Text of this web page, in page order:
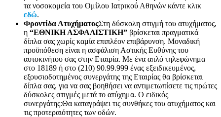
τα νοσοκομεία του Ομίλου Ιατρικού Αθηνών κάντε κλικ
εδώ.
Φροντίδα ΑτυχήματοςΣτη δύσκολη στιγμή του ατυχήματος,
η “ΕΘΝΙΚΗ ΑΣΦΑΛΙΣΤΙΚΗ” βρίσκεται πραγματικά
δίπλα σας χωρίς καμία επιπλέον επιβάρυνση. Μοναδική
προϋπόθεση είναι η ασφάλιση Αστικής Ευθύνης του
αυτοκινήτου σας στην Εταιρία. Με ένα απλό τηλεφώνημα
στο 18189 ή στο (210) 90.99.999 ένας εξειδικευμένος,
εξουσιοδοτημένος συνεργάτης της Εταιρίας θα βρίσκεται
δίπλα σας, για να σας βοηθήσει να αντιμετωπίσετε τις πρώτες
δύσκολες στιγμές μετά το ατύχημα. Ο ειδικός
συνεργάτης:Θα καταγράψει τις συνθήκες του ατυχήματος και
τις προτεραιότητες των οδών.